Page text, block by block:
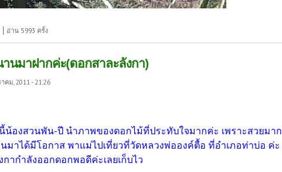
2)อ่าน 5993 ครั้ง
นมาฝากค่ะ(ดอกสาละลังกา)
คม, 2011 - 21:26
น้องสวนพัน-ปี นำภาพของดอกไม้ที่ประทับใจมากค่ะ เพราะสวยมาก
มาได้มีโอกาส พาแม่ไปเที่ยวที่วัดหลวงพ่อองค์ตื้อ ที่อำเภอท่าบ่อ ค่ะ
ากำลังออกดอกพอดีค่ะเลยเก็บไว